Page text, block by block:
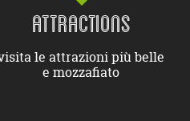
ATTRACTIONS
le attrazioni più belle
e mozzafiato